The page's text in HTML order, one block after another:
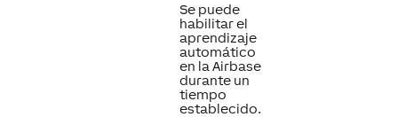
Se puede
habilitar el
aprendizaje
automático
en la Airbase
durante un
tiempo
establecido.